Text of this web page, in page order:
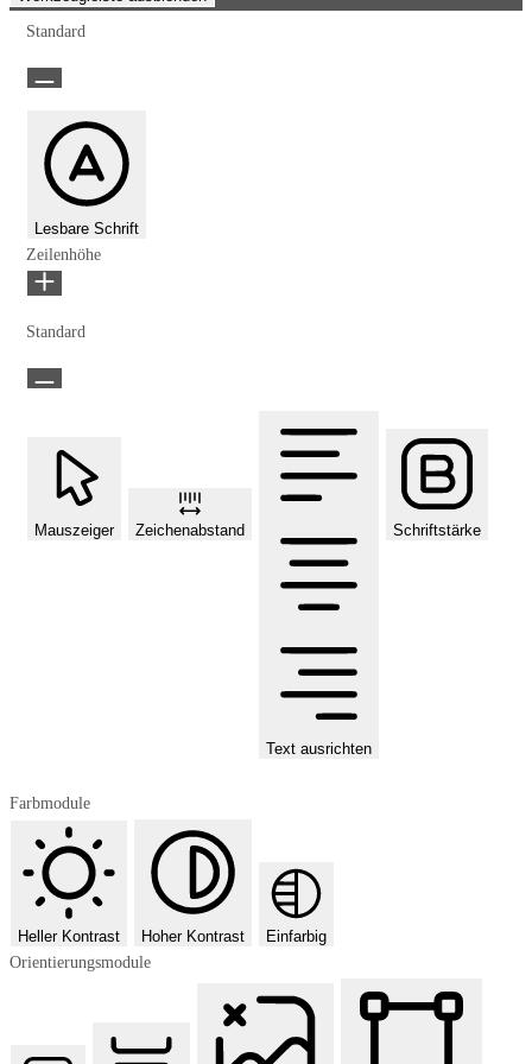
Standard
Lesbare Schrift
Zeilenhöhe
Standard
Mauszeiger Zeichenabstand
Text ausrichten
Schriftstärke
Farbmodule
Heller Kontrast Hoher Kontrast
Einfarbig
Orientierungsmodule